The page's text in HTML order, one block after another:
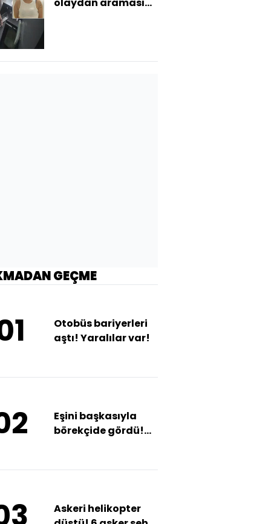
GEÇME
Otobüs bariyerleri
aştı! Yaralılar var!
Eşini başkasıyla
börekçide gördü!
Askeri helikopter